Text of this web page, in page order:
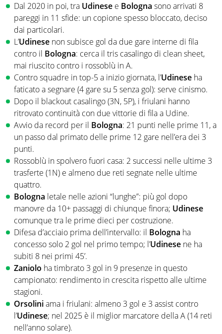
Dal 2020 in poi, tra Udinese e Bologna sono arrivati 8
pareggi in 11 sfide: un copione spesso bloccato, deciso
dai particolari.
L’Udinese non subisce gol da due gare interne di fila
contro il Bologna: cerca il tris casalingo di clean sheet,
mai riuscito contro i rossoblù in A.
Contro squadre in top-5 a inizio giornata, l’Udinese ha
faticato a segnare (4 gare su 5 senza gol): serve cinismo.
Dopo il blackout casalingo (3N, 5P), i friulani hanno
ritrovato continuità con due vittorie di fila a Udine.
Avvio da record per il Bologna: 21 punti nelle prime 11, a
un passo dal primato delle prime 12 gare nell’era dei 3
punti.
Rossoblù in spolvero fuori casa: 2 successi nelle ultime 3
trasferte (1N) e almeno due reti segnate nelle ultime
quattro.
Bologna letale nelle azioni “lunghe”: più gol dopo
manovre da 10+ passaggi di chiunque finora; Udinese
comunque tra le prime dieci per costruzione.
Difesa d’acciaio prima dell’intervallo: il Bologna ha
concesso solo 2 gol nel primo tempo; l’Udinese ne ha
subiti 8 nei primi 45’.
Zaniolo ha timbrato 3 gol in 9 presenze in questo
campionato: rendimento in crescita rispetto alle ultime
stagioni.
Orsoliniama i friulani: almeno 3 gol e 3 assist contro
l’Udinese; nel 2025 è il miglior marcatore della A (14 reti
nell’anno solare).